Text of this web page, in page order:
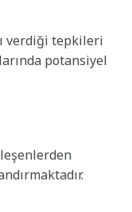
verdiği tepkileri
potansiyel